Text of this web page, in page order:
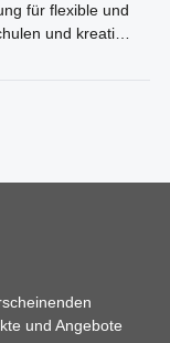
für flexible und
und kreati…
und Angebote